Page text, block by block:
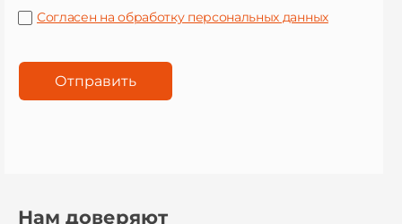
Согласен на обработку персональных данных
Нам доверяют